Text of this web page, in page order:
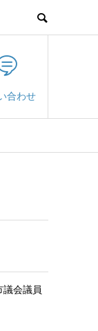
合わせ
会議員